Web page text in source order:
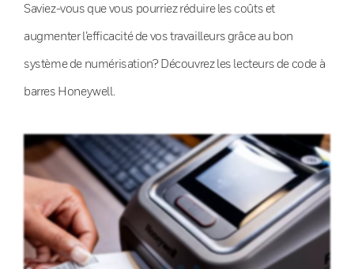
Saviez-vous que vous pourriez réduire les coûts et
augmenter l’efficacité de vos travailleurs grâce au bon
système de numérisation? Découvrez les lecteurs de code à
barres Honeywell.